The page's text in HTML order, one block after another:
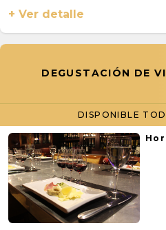
+ Ver detalle
DEGUSTACIÓN DE
DISPONIBLE